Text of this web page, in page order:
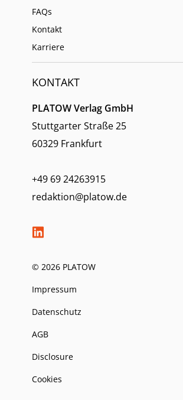
FAQs
Kontakt
Karriere
KONTAKT
PLATOW Verlag GmbH
Stuttgarter Straße 25
60329 Frankfurt
+49 69 24263915
redaktion@platow.de
© 2026 PLATOW
Impressum
Datenschutz
AGB
Disclosure
Cookies